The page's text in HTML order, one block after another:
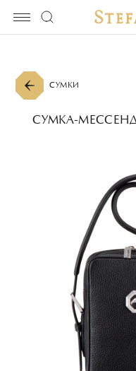
СУМКИ
СУМКА-